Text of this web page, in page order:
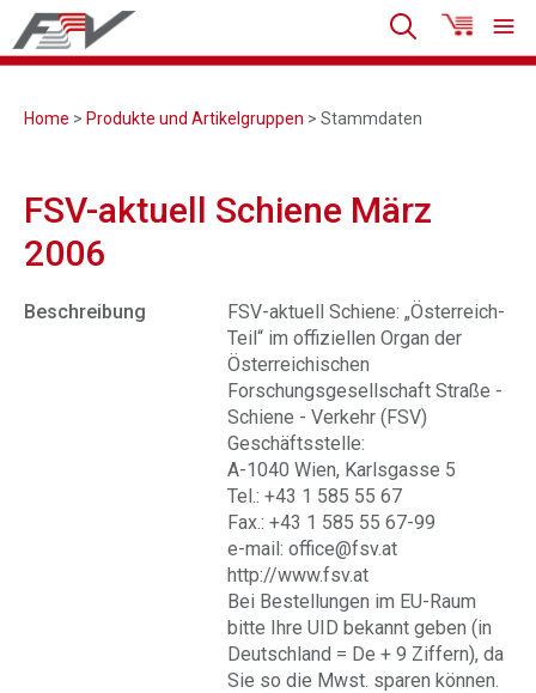
Home > Produkte und Artikelgruppen > Stammdaten
FSV-aktuell Schiene März
2006
Beschreibung
FSV-aktuell Schiene: „Österreich-
Teil“ im offiziellen Organ der
Österreichischen
Forschungsgesellschaft Straße -
Schiene - Verkehr (FSV)
Geschäftsstelle:
A-1040 Wien, Karlsgasse 5
Tel.: +43 1 585 55 67
Fax.: +43 1 585 55 67-99
e-mail: office@fsv.at
http://www.fsv.at
Bei Bestellungen im EU-Raum
bitte Ihre UID bekannt geben (in
Deutschland = De + 9 Ziffern), da
Sie so die Mwst. sparen können.